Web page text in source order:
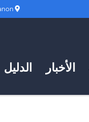
الدليل الأخبار